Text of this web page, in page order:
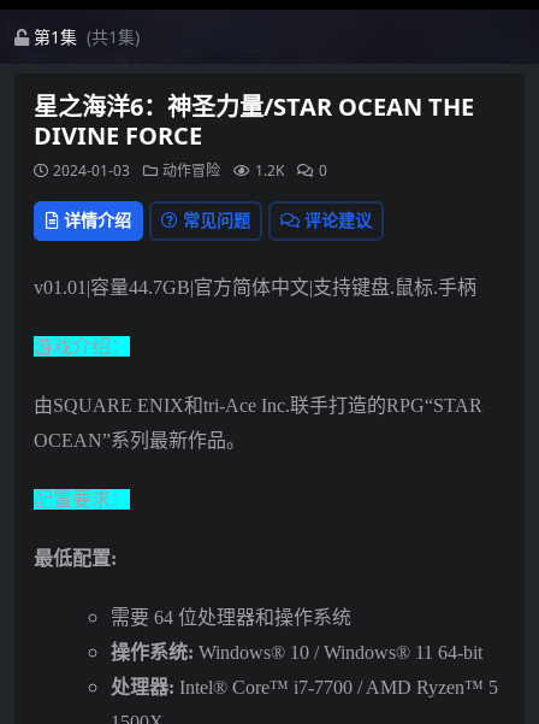
第1集 (共1集)
星之海洋6：神圣力量/STAR OCEAN THE
DIVINE FORCE
2024-01-03 动作冒险 1.2K 0
详情介绍 常见问题 评论建议
v01.01|容量44.7GB|官方简体中文|支持键盘.鼠标.手柄
游戏介绍：
由SQUARE ENIX和tri-Ace Inc.联手打造的RPG“STAR
OCEAN”系列最新作品。
配置要求：
最低配置:
需要 64 位处理器和操作系统
操作系统: Windows® 10 / Windows® 11 64-bit
处理器: Intel® Core™ i7-7700 / AMD Ryzen™ 5